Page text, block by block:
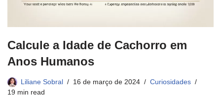
Calcule a Idade de Cachorro em
Anos Humanos
Liliane Sobral 16 de março de 2024
Curiosidades
19 min read